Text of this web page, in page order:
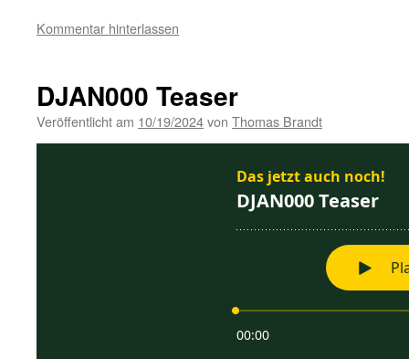
Kommentar hinterlassen
DJAN000 Teaser
Veröffentlicht am 10/19/2024von Thomas Brandt